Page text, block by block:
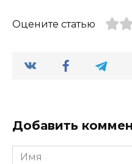
Оцените статью
Добавить
Имя